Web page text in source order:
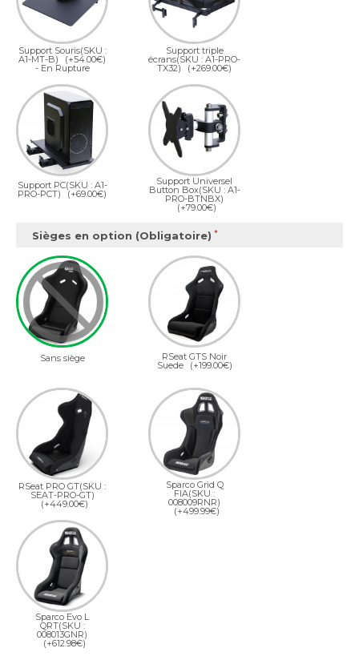
Support Souris(SKU :
A1-MT-B) (+54.00€)
- En Rupture
Support triple
écrans(SKU : A1-PRO-
TX32) (+269.00€)
Support PC(SKU : A1-
PRO-PCT) (+69.00€)
Support Universel
Button Box(SKU : A1-
PRO-BTNBX)
(+79.00€)
Sièges en option (Obligatoire)
Sans siège RSeat GTS Noir
Suede (+199.00€)
RSeat PRO GT(SKU :
SEAT-PRO-GT)
(+449.00€)
Sparco Grid Q
FIA(SKU :
008009RNR)
(+499.99€)
Sparco Evo L
QRT(SKU :
008013GNR)
(+612.98€)